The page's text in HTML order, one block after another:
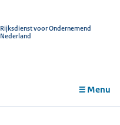
Rijksdienst voor Ondernemend
Nederland
Menu